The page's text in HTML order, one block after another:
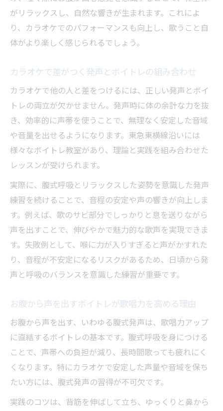
がリラックスし、自然な響きが生まれます。これによ
り、カラオケでのパフォーマンスも向上し、歌うこと自
体がより楽しく感じられるでしょう。
カラオケで差がつく発声とボイトレの組み合わせ
カラオケで他の人と差をつけるには、正しい発声とボイ
トレの両立が欠かせません。発声時に体の余計な力を抜
き、効率的に声帯を使うことで、無理なく安定した音域
や音量を出せるようになります。東急東横線沿いには
様々なボイトレ教室があり、理論と実践を組み合わせた
レッスンが受けられます。
実際に、腹式呼吸とリラックスした姿勢を意識した発声
練習を続けることで、音程の安定や声の響きが向上しま
す。例えば、歌のサビ部分でしっかりと息を送りながら
声を出すことで、伸びやかで魅力的な歌声を実現できま
す。失敗例として、喉に力が入りすぎると声がかすれた
り、音程が不安定になるリスクがあるため、日頃から発
声と呼吸のバランスを意識した練習が重要です。
お腹から声を出すボイトレが歌唱力を高める理由
お腹から声を出す、いわゆる腹式発声は、歌唱力アップ
に直結するボイトレの基本です。腹式呼吸を身につける
ことで、声帯への負担が減り、長時間歌っても疲れにく
くなります。特にカラオケで安定した声量や音域を保ち
たい方には、腹式発声の習得が不可欠です。
実践のコツは、背筋を伸ばして立ち、ゆっくりと鼻から